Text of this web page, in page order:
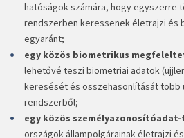
hatóságok számára, hogy egyszerre
rendszerben keressenek életrajzi és
egyaránt;
egy közös biometrikus
lehetővé teszi biometriai adatok
keresését és összehasonlítását több
rendszerből;
egy közös
országok állampolgárainak életrajzi